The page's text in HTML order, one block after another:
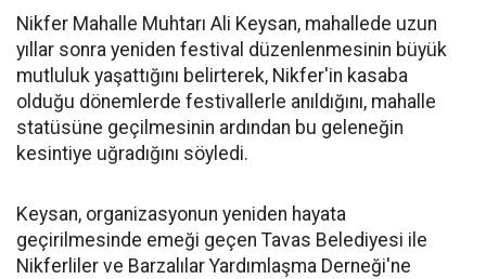
Nikfer Mahalle Muhtarı Ali Keysan, mahallede uzun
yıllar sonra yeniden festival düzenlenmesinin büyük
mutluluk yaşattığını belirterek, Nikfer'in kasaba
olduğu dönemlerde festivallerle anıldığını, mahalle
statüsüne geçilmesinin ardından bu geleneğin
kesintiye uğradığını söyledi.
Keysan, organizasyonun yeniden hayata
geçirilmesinde emeği geçen Tavas Belediyesi ile
Nikferliler ve Barzalılar Yardımlaşma Derneği'ne